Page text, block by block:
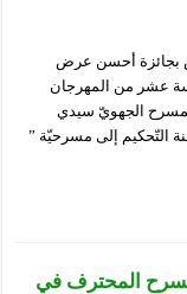
بجائزة أحسن عرض
عشر من المهرجان
الجهويّ سيدي
التّحكيم إلى مسرحيّة ”
المحترف في